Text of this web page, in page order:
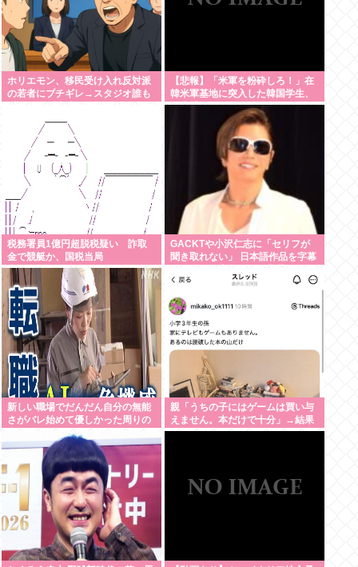
ホリエモン、移民受け入れ反対派
の若者にブチギレ→スタジオ誰も
なくて不法移民と犯罪者反対派だ
【悲報】「米軍を粉砕しろ！」在
韓米軍基地に突入した韓国学生、
即逮捕
税務署員1億円超脱税疑い 詐取
金で競艇か、国税当局
GACKTや小沢仁志に「セリフが
聞き取れない」 日本語作品を字幕
新しい職場でだんだん自分の無能
さがバレ始めて優しかった周りの
人たちが徐々に冷たくなっていく
時ってゾクゾクするよな
親「うちの子にはゲームは買い与
えません。本だけで十分」→結果